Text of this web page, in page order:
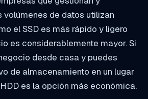
volúmenes de datos utilizan
el SSD es más rápido y ligero
es considerablemente mayor. Si
desde casa y puedes
de almacenamiento en un lugar
es la opción más económica.